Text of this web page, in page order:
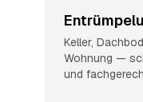
Keller,
Wohnung —
und